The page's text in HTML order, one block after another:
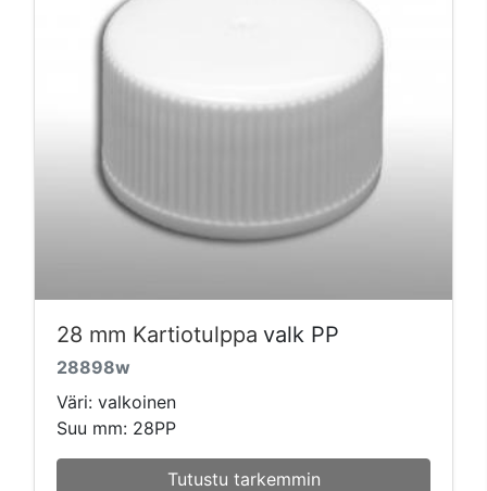
28 mm Kartiotulppa valk PP
28898w
Väri: valkoinen
Suu mm: 28PP
Tutustu tarkemmin